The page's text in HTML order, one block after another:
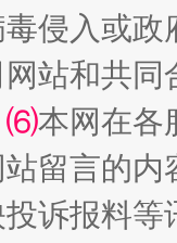
侵入或
站和共
⑹本网在各
留言的内
诉报料